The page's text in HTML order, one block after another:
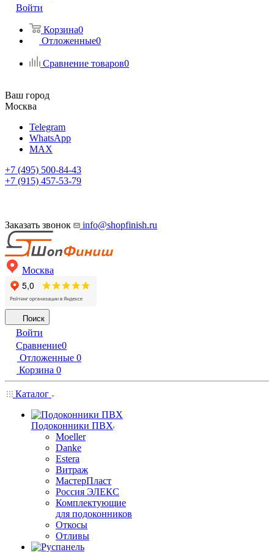
Войти
Корзина0
Отложенные0
Сравнение товаров0
Ваш город
Москва
Telegram
WhatsApp
MAX
+7 (495) 500-84-43
+7 (915) 457-53-79
Заказать звонок info@shopfinish.ru
Москва
Поиск
Войти
Сравнение0
Отложенные 0
Корзина 0
Каталог
Подоконники ПВХ
Moeller
Danke
Estera
Витраж
МастерПласт
Россия ЭЛЕКС
Комплектующие
для подоконников
Откосы
Отливы